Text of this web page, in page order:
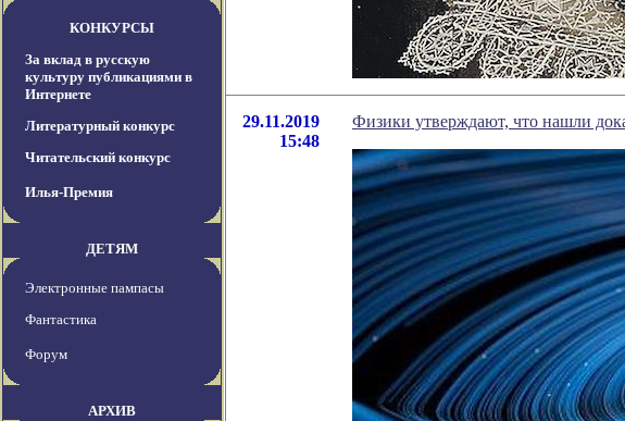
КОНКУРСЫ
За вклад в русскую
культуру публикациями в
Интернете
Литературный конкурс
Читательский конкурс
Илья-Премия
ДЕТЯМ
Электронные пампасы
Фантастика
Форум
АРХИВ
29.11.2019
15:48
Физики утверждают, что нашли